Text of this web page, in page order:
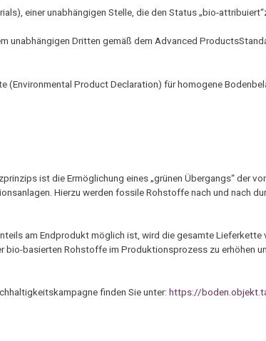
einer unabhängigen Stelle, die den Status „bio-
unabhängigen Dritten gemäß dem Advanced
(Environmental Product Declaration) für homogene
ist die Ermöglichung eines „grünen Übergangs“ der
Hierzu werden fossile Rohstoffe nach und nach
am Endprodukt möglich ist, wird die gesamte
bio-basierten Rohstoffe im Produktionsprozess zu erhöhen
finden Sie unter: https://